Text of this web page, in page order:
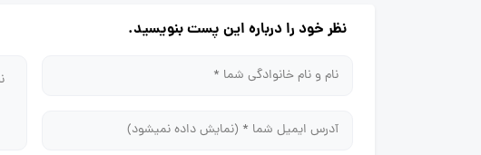
نظر خود را درباره این پست بنویسید.